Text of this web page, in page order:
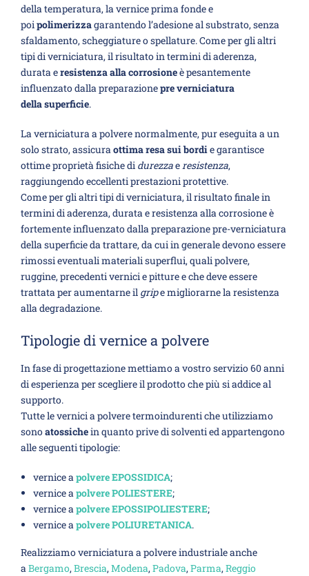
della temperatura, la vernice prima fonde e
poi polimerizzagarantendo l’adesione al substrato, senza
sfaldamento, scheggiature o spellature. Come per gli altri
tipi di verniciatura, il risultato in termini di aderenza,
durata eresistenza allacorrosioneè pesantemente
influenzato dalla preparazionepre verniciatura
dellasuperficie.
La verniciatura a polvere normalmente, pur eseguita a un
solo strato, assicura ottima resa sui bordi e garantisce
ottime proprietà fisiche di durezzae resistenza,
raggiungendo eccellenti prestazioni protettive.
Come per gli altri tipi di verniciatura, il risultato finale in
termini di aderenza, durata e resistenza alla corrosione è
fortemente influenzato dalla preparazione pre-verniciatura
della superficie da trattare, da cui in generale devono essere
rimossi eventuali materiali superflui, quali polvere,
ruggine, precedenti vernici e pitture e che deve essere
trattata per aumentarne il gripe migliorarne la resistenza
alla degradazione.
Tipologie di vernice a polvere
In fase di progettazione mettiamo a vostro servizio 60 anni
di esperienza per scegliere il prodotto che più si addice al
supporto.
Tutte le vernici a polvere termoindurenti che utilizziamo
sonoatossichein quanto prive di solventi ed appartengono
alle seguenti tipologie:
vernice a polvere EPOSSIDICA;
vernice a polvere POLIESTERE;
vernice a polvere EPOSSIPOLIESTERE;
vernice a polvere POLIURETANICA.
Realizziamo verniciatura a polvere industriale anche
a Bergamo, Brescia, Modena, Padova, Parma, Reggio